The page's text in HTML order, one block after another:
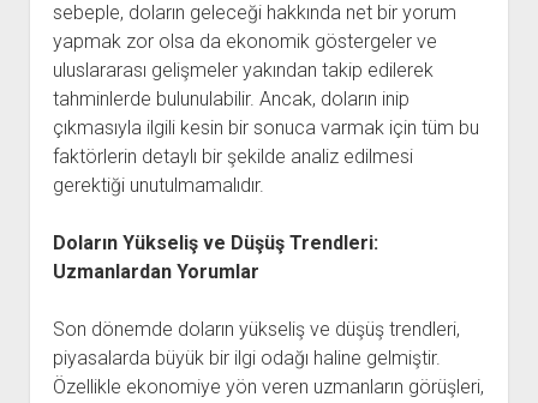
sebeple, doların geleceği hakkında net bir yorum
yapmak zor olsa da ekonomik göstergeler ve
uluslararası gelişmeler yakından takip edilerek
tahminlerde bulunulabilir. Ancak, doların inip
çıkmasıyla ilgili kesin bir sonuca varmak için tüm bu
faktörlerin detaylı bir şekilde analiz edilmesi
gerektiği unutulmamalıdır.
Doların Yükseliş ve Düşüş Trendleri:
Uzmanlardan Yorumlar
Son dönemde doların yükseliş ve düşüş trendleri,
piyasalarda büyük bir ilgi odağı haline gelmiştir.
Özellikle ekonomiye yön veren uzmanların görüşleri,